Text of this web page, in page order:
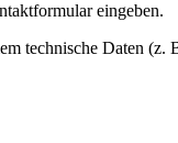
eingeben.
technische Daten (z.